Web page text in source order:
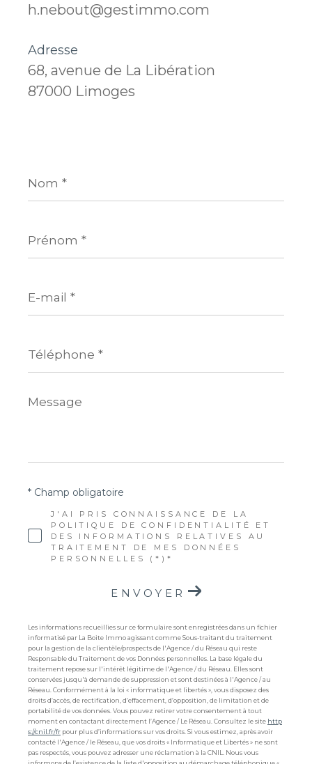
h.nebout@gestimmo.com
Adresse
68, avenue de La Libération
87000 Limoges
*
*
mail
*
*
Message
*
J'AI PRIS CONNAISSANCE DE LA
POLITIQUE DE CONFIDENTIALITÉ ET
DES INFORMATIONS RELATIVES AU
TRAITEMENT DE MES DONNÉES
PERSONNELLES (*)*
* Champ obligatoire
ENVOYER
Les informations recueillies sur ce formulaire sont enregistrées dans un fichier
informatisé par La Boite Immo agissant comme Sous-traitant du traitement
pour la gestion de la clientèle/prospects de l'Agence / du Réseau qui reste
Responsable du Traitement de vos Données personnelles. La base légale du
traitement repose sur l'intérêt légitime de l'Agence / du Réseau. Elles sont
conservées jusqu'à demande de suppression et sont destinées à l'Agence / au
Réseau. Conformément à la loi « informatique et libertés », vous disposez des
droits d’accès, de rectification, d’effacement, d’opposition, de limitation et de
portabilité de vos données. Vous pouvez retirer votre consentement à tout
moment en contactant directement l’Agence / Le Réseau. Consultez le site http
s://cnil.fr/fr pour plus d’informations sur vos droits. Si vous estimez, après avoir
contacté l'Agence / le Réseau, que vos droits « Informatique et Libertés » ne sont
pas respectés, vous pouvez adresser une réclamation à la CNIL. Nous vous